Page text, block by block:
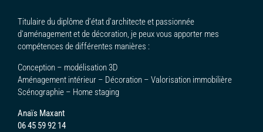
Titulaire du diplôme d’état d’architecte et passionnée
d’aménagement et de décoration, je peux vous apporter mes
compétences de différentes manières :
Conception – modélisation 3D
Aménagement intérieur – Décoration – Valorisation immobilière
Scénographie – Home staging
Anaïs Maxant
06 45 59 92 14